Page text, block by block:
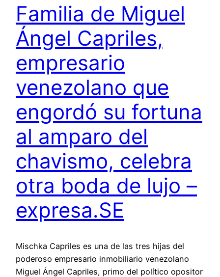
Familia de Miguel
Ángel Capriles,
empresario
venezolano que
engordó su fortuna
al amparo del
chavismo, celebra
otra boda de lujo –
expresa.SE
Mischka Capriles es una de las tres hijas del
poderoso empresario inmobiliario venezolano
Miguel Ángel Capriles, primo del político opositor